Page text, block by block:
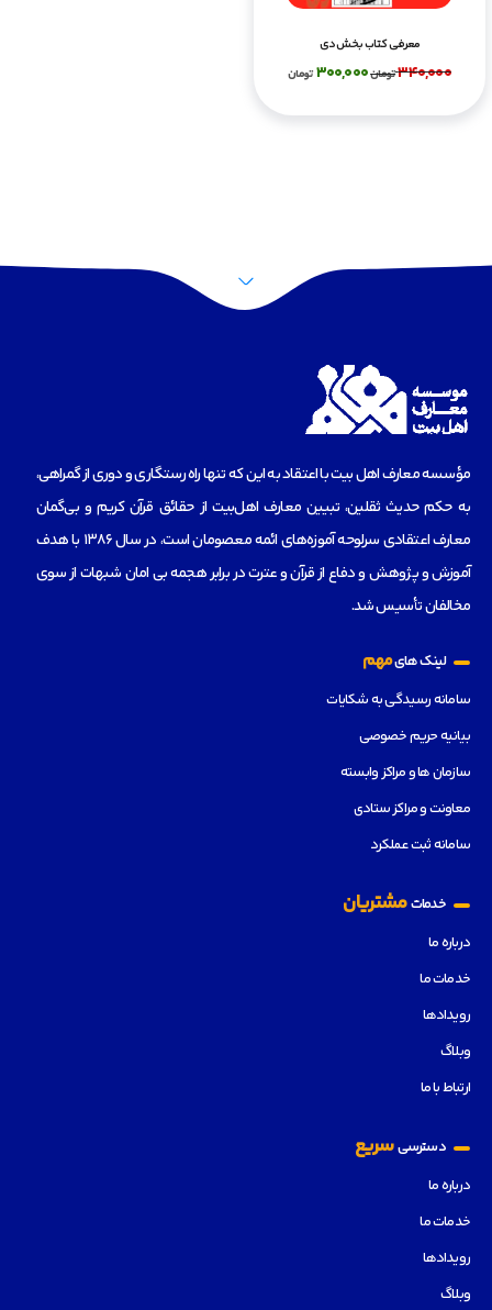
معرفی کتاب بخش دی
340,000تومان300,000 تومان
مؤسسه‌ معارف اهل بیت با اعتقاد به این که تنها راه رستگاری و دوری از گمراهی،
به حکم حدیث ثقلین، تبیین معارف اهل‌بیت از حقائق قرآن کریم و بی‌گمان
معارف اعتقادی سرلوحه آموزه‌های ائمه معصومان است، در سال 1386 با هدف
آموزش و پژوهش و دفاع از قرآن و عترت در برابر هجمه بی امان شبهات از سوی
مخالفان تأسیس شد.
لینک هایمهم
سامانه رسیدگی به شکایات
بیانیه حریم خصوصی
سازمان ها و مراکز وابسته
معاونت و مراکز ستادی
سامانه ثبت عملکرد
خدماتمشتریان
درباره ما
خدمات ما
رویدادها
وبلاگ
ارتباط با ما
دسترسیسریع
درباره ما
خدمات ما
رویدادها
وبلاگ